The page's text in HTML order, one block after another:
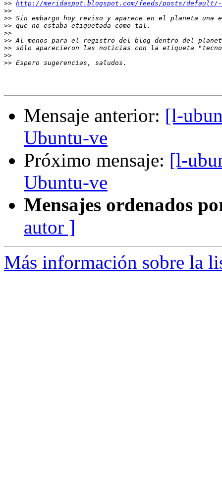
>> http://meridaspot.blogspot.com/feeds/posts/default/-/
>>
>>
>>
>>
>>
>>
>>
>>
Mensaje anterior: [l-
Ubuntu-ve
Próximo mensaje: [l-
Ubuntu-ve
Mensajes ordenados
autor ]
Más información sobre la